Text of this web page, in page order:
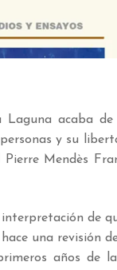
acaba
y su
Mendès
de
una revisión
años de